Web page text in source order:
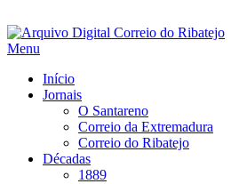
Saltar
para
Menu
Início
Jornais
O Santareno
Correio da Extremadura
Correio do Ribatejo
Décadas
1889